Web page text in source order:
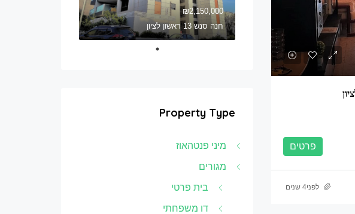
פרטים
לפני4 שנים
₪2,150,000
חנה סנש 13 ראשון לציון
Property Type
מיני פנטהאוז
מגורים
בית פרטי
דו משפחתי